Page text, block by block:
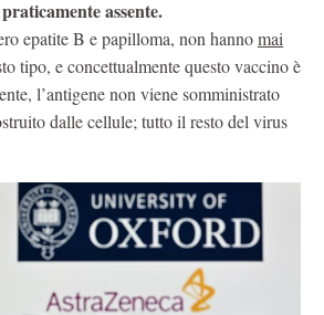
assente.
epatite B e papilloma, non hannomai
tipo, e concettualmente questo vaccino è
l’antigene non viene somministrato
dalle cellule; tutto il resto del virus